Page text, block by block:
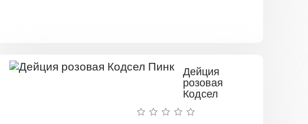
Дейция
розовая
Кодсел
Пинк